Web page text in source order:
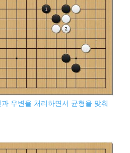
우변을 처리하면서 균형을 맞춰